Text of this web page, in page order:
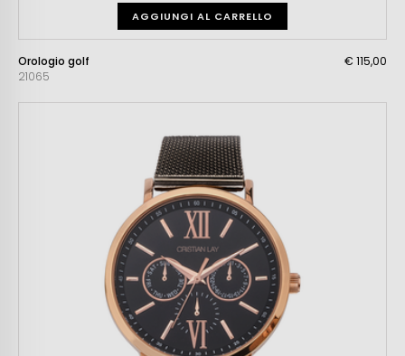
AGGIUNGI AL CARRELLO
Orologio golf
21065
€ 115,00